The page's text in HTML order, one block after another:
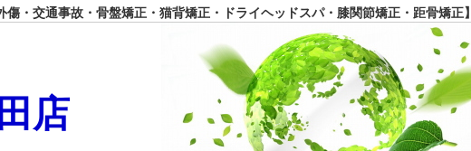
・交通事故・骨盤矯正・猫背矯正・ドライヘッドスパ・膝関節矯正・距骨矯正】
店